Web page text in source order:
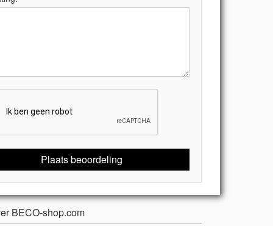
Plaats beoordeling
BECO-shop.com